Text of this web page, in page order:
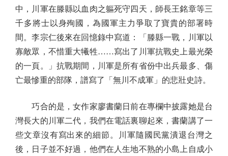
中，川軍在滕縣以血肉之軀死守四天，師長王銘章等三
千多將士以身殉國，為國軍主力爭取了寶貴的部署時
間。李宗仁後來在回憶錄中寫道：「滕縣一戰，川軍以
寡敵眾，不惜重大犧牲……寫出了川軍抗戰史上最光榮
的一頁。」抗戰期間，川軍是所有省份中出兵最多、傷
亡最慘重的部隊，譜寫了「無川不成軍」的悲壯史詩。
巧合的是，女作家廖書蘭日前在專欄中披露她是台
灣長大的川軍二代，我們在電話裏聊起來，書蘭講了一
些文章沒有寫出來的細節。川軍隨國民黨潰退台灣之
後，日子並不好過，他們在人生地不熟的小島上自成小